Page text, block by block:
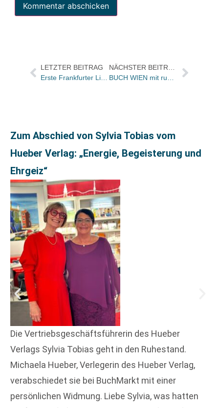
LETZTER BEITRAG
Erste Frankfurter Literaturgeschichte vorgestellt
Zum Abschied von Sylvia Tobias vom
Hueber Verlag: „Energie, Begeisterung und
Ehrgeiz“
Die Vertriebsgeschäftsführerin des Hueber
Verlags Sylvia Tobias geht in den Ruhestand.
Michaela Hueber, Verlegerin des Hueber Verlag,
verabschiedet sie bei BuchMarkt mit einer
persönlichen Widmung. Liebe Sylvia, was hatten